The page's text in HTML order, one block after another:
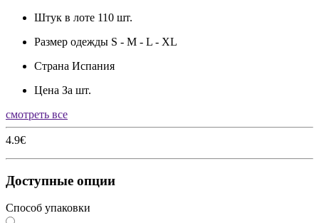
Штук в лоте 110 шт.
Размер одежды S - M - L - XL
Страна Испания
Цена За шт.
смотреть все
4.9€
Доступные опции
Способ упаковки